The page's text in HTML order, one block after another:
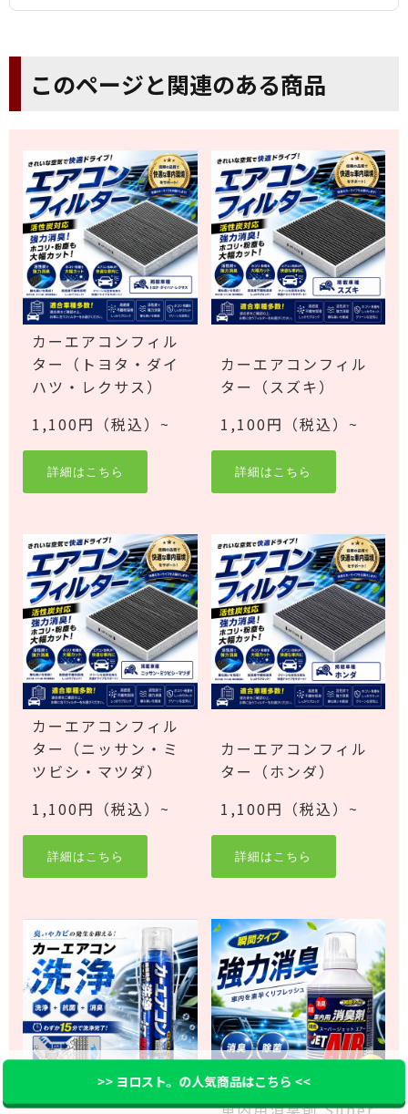
このページと関連のある商品
カーエアコンフィル
ター（トヨタ・ダイ
ハツ・レクサス）
1,100円（税込）~
詳細はこちら
カーエアコンフィル
ター（スズキ）
1,100円（税込）~
詳細はこちら
カーエアコンフィル
ター（ニッサン・ミ
ツビシ・マツダ）
1,100円（税込）~
詳細はこちら
カーエアコンフィル
ター（ホンダ）
1,100円（税込）~
詳細はこちら
>> ヨロスト。の人気商品はこちら <<